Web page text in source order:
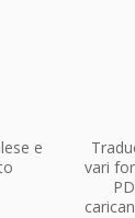
e
vari